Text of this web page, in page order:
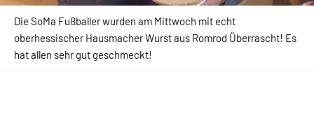
Die SoMa Fußballer wurden am Mittwoch mit echt
oberhessischer Hausmacher Wurst aus Romrod Überrascht! Es
hat allen sehr gut geschmeckt!